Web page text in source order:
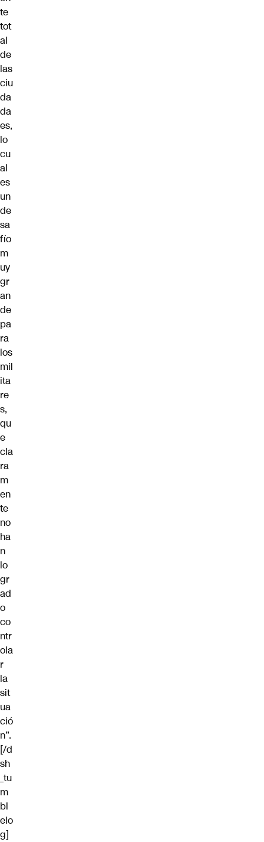
te
tot
al
de
las
ciu
da
da
es,
lo
cu
al
es
un
de
sa
fío
m
uy
gr
an
de
pa
ra
los
mil
ita
re
s,
qu
e
cla
ra
m
en
te
no
ha
n
lo
gr
ad
o
co
ntr
ola
r
la
sit
ua
ció
n”.
[/d
sh
_tu
m
bl
elo
g]